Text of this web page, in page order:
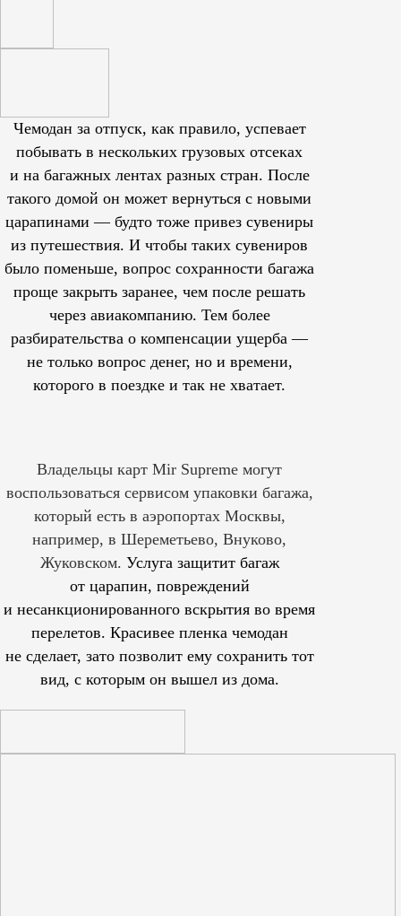
Чемодан за отпуск, как правило, успевает
побывать в нескольких грузовых отсеках
и на багажных лентах разных стран. После
такого домой он может вернуться с новыми
царапинами — будто тоже привез сувениры
из путешествия. И чтобы таких сувениров
было поменьше, вопрос сохранности багажа
проще закрыть заранее, чем после решать
через авиакомпанию. Тем более
разбирательства о компенсации ущерба —
не только вопрос денег, но и времени,
которого в поездке и так не хватает.
Владельцы карт Mir Supreme могут
воспользоваться сервисом упаковки багажа,
который есть в аэропортах Москвы,
например, в Шереметьево, Внуково,
Жуковском. Услуга защитит багаж
от царапин, повреждений
и несанкционированного вскрытия во время
перелетов. Красивее пленка чемодан
не сделает, зато позволит ему сохранить тот
вид, с которым он вышел из дома.